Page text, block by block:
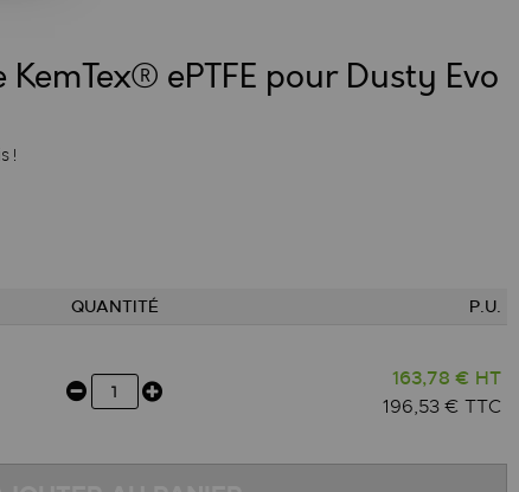
ePTFE pour Dusty Evo
!
QUANTITÉ P.U.
163,78 € HT
196,53 € TTC